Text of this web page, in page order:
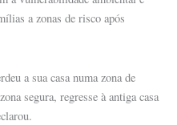
a zonas de risco após
a sua casa numa zona de
segura, regresse à antiga casa